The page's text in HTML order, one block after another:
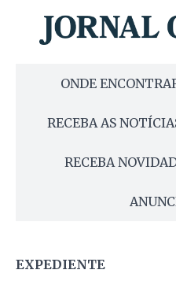
ONDE
RECEBA AS
RECEBA
EXPEDIENTE